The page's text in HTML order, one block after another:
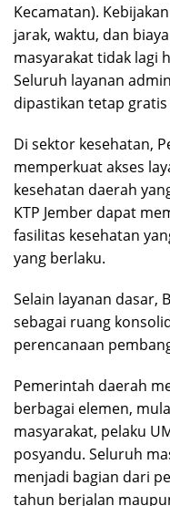
Kecamatan).
jarak, waktu, dan
masyarakat tidak lagi
Seluruh layanan
dipastikan tetap
Di sektor kesehatan,
memperkuat akses
kesehatan daerah
KTP Jember dapat
fasilitas kesehatan
yang berlaku.
Selain layanan dasar,
sebagai ruang
perencanaan
Pemerintah daerah
berbagai elemen,
masyarakat, pelaku
posyandu. Seluruh
menjadi bagian dari
tahun berjalan